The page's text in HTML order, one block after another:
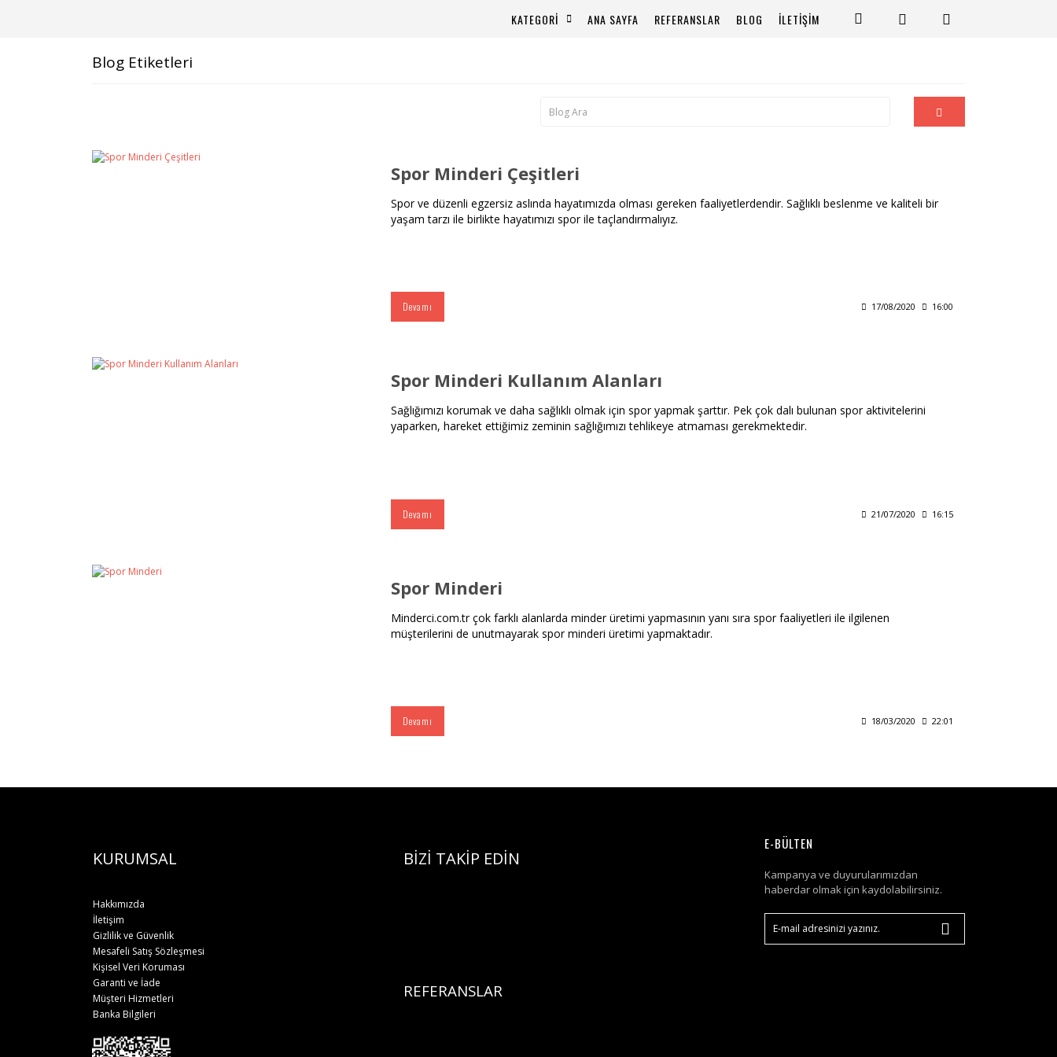
KATEGORİ ANA SAYFA REFERANSLAR BLOG İLETİŞİM
Blog Etiketleri
Spor Minderi Çeşitleri
Spor ve düzenli egzersiz aslında hayatımızda olması gereken faaliyetlerdendir. Sağlıklı beslenme ve kaliteli bir
yaşam tarzı ile birlikte hayatımızı spor ile taçlandırmalıyız.
Devamı 17/08/2020 16:00
Spor Minderi Kullanım Alanları
Sağlığımızı korumak ve daha sağlıklı olmak için spor yapmak şarttır. Pek çok dalı bulunan spor aktivitelerini
yaparken, hareket ettiğimiz zeminin sağlığımızı tehlikeye atmaması gerekmektedir.
Devamı 21/07/2020 16:15
Spor Minderi
Minderci.com.tr çok farklı alanlarda minder üretimi yapmasının yanı sıra spor faaliyetleri ile ilgilenen
müşterilerini de unutmayarak spor minderi üretimi yapmaktadır.
Devamı 18/03/2020 22:01
KURUMSAL BİZİ TAKİP EDİN
Hakkımızda
İletişim
Gizlilik ve Güvenlik
Mesafeli Satış Sözleşmesi
Kişisel Veri Koruması
REFERANSLAR
Garanti ve İade
Müşteri Hizmetleri
Banka Bilgileri
E-BÜLTEN
Kampanya ve duyurularımızdan
haberdar olmak için kaydolabilirsiniz.